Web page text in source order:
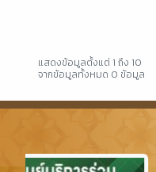
แสดงข้อมูลตั้งแต่ 1 ถึง 10
จากข้อมูลทั้งหมด 0 ข้อมูล